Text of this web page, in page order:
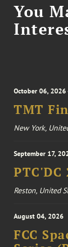
You
October 06, 2026
TMT
New York,
September 17,
PTC'DC
Reston, United
August 04, 2026
FCC